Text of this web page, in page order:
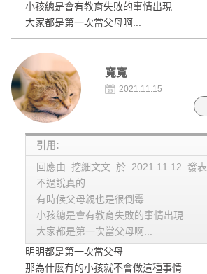
小孩總是會有教育失敗的事情出現
大家都是第一次當父母啊...
寬寬
2021.11.15
引用:
回應由 挖細文文 於 2021.11.12 發表
不過說真的
有時候父母親也是很倒霉
小孩總是會有教育失敗的事情出現
大家都是第一次當父母啊...
明明都是第一次當父母
那為什麼有的小孩就不會做這種事情